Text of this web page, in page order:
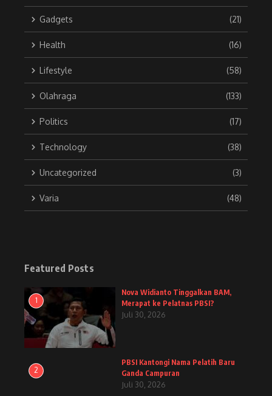
Gadgets (21)
Health (16)
Lifestyle (58)
Olahraga (133)
Politics (17)
Technology (38)
Uncategorized (3)
Varia (48)
Featured Posts
1
Nova Widianto Tinggalkan BAM,
Merapat ke Pelatnas PBSI?
Juli 30, 2026
2
PBSI Kantongi Nama Pelatih Baru
Ganda Campuran
Juli 30, 2026